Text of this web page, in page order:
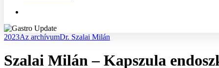
2023Az archívumDr. Szalai Milán
Szalai Milán – Kapszula